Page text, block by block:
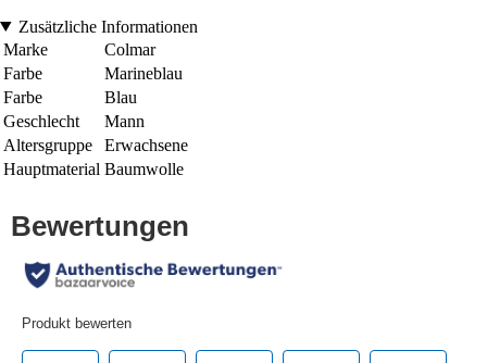
Zusätzliche Informationen
Marke
Colmar
Farbe
Marineblau
Farbe
Blau
Geschlecht
Mann
Altersgruppe
Erwachsene
Hauptmaterial Baumwolle